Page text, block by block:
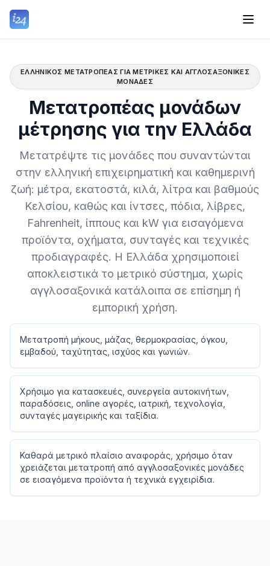
ΕΛΛΗΝΙΚΌΣ ΜΕΤΑΤΡΟΠΈΑΣ ΓΙΑ ΜΕΤΡΙΚΈΣ ΚΑΙ ΑΓΓΛΟΣΑΞΟΝΙΚΈΣ
ΜΟΝΆΔΕΣ
Μετατροπέας μονάδων
μέτρησης για την Ελλάδα
Μετατρέψτε τις μονάδες που συναντώνται
στην ελληνική επιχειρηματική και καθημερινή
ζωή: μέτρα, εκατοστά, κιλά, λίτρα και βαθμούς
Κελσίου, καθώς και ίντσες, πόδια, λίβρες,
Fahrenheit, ίππους και kW για εισαγόμενα
προϊόντα, οχήματα, συνταγές και τεχνικές
προδιαγραφές. Η Ελλάδα χρησιμοποιεί
αποκλειστικά το μετρικό σύστημα, χωρίς
αγγλοσαξονικά κατάλοιπα σε επίσημη ή
εμπορική χρήση.
Μετατροπή μήκους, μάζας, θερμοκρασίας, όγκου,
εμβαδού, ταχύτητας, ισχύος και γωνιών.
Χρήσιμο για κατασκευές, συνεργεία αυτοκινήτων,
παραδόσεις, online αγορές, ιατρική, τεχνολογία,
συνταγές μαγειρικής και ταξίδια.
Καθαρά μετρικό πλαίσιο αναφοράς, χρήσιμο όταν
χρειάζεται μετατροπή από αγγλοσαξονικές μονάδες
σε εισαγόμενα προϊόντα ή τεχνικά εγχειρίδια.